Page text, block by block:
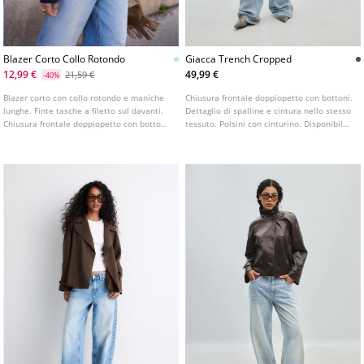
Blazer Corto Collo Rotondo
12,99 €
-40% 21,59 €
Blazer corto con collo rotondo e maniche
lunghe. Finte tasche a filetto sul davanti.
Chiusura frontale doppiopetto con bottoni.
Giacca Trench Cropped
49,99 €
Chiusura frontale doppiopetto con bottoni.
Dettaglio di spalline e cintura nello stesso
tessuto. Polsini con cinturino. Disponibile